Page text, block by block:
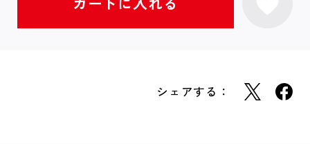
シェアする：